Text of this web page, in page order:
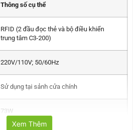
Thông số cụ thể
RFID (2 đầu đọc thẻ và bộ điều khiển
trung tâm C3-200)
220V/110V; 50/60Hz
Sử dụng tại sảnh cửa chính
73W
Xem Thêm